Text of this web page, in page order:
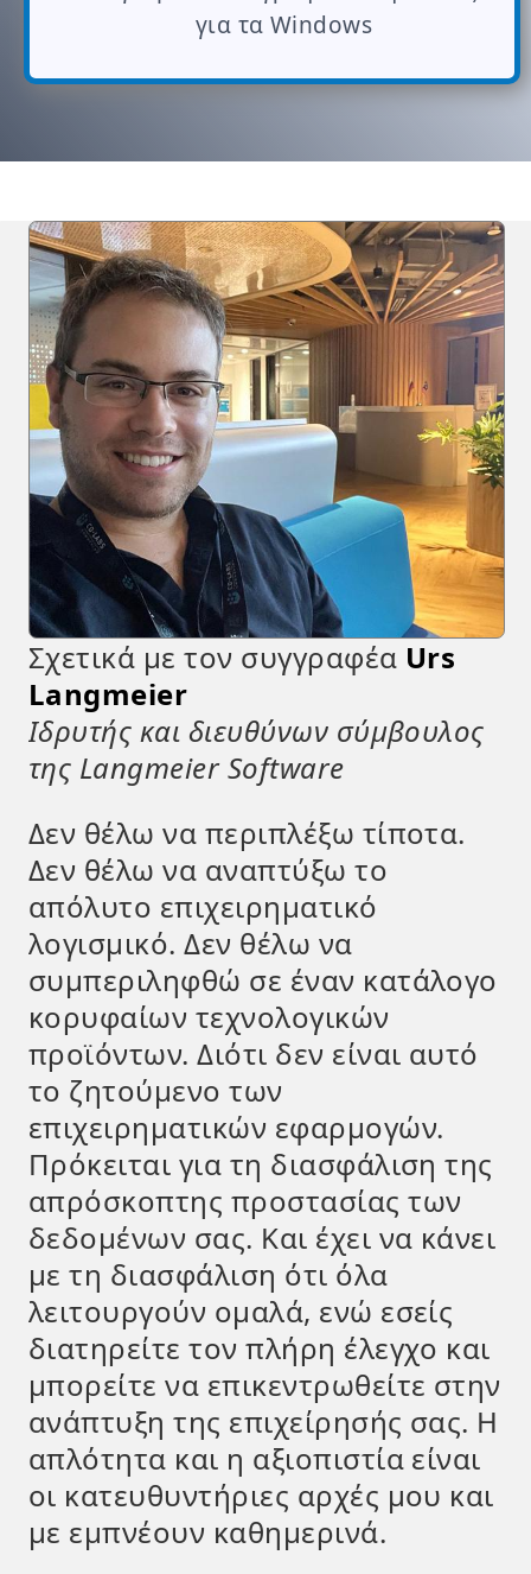
για τα Windows
Σχετικά με τον συγγραφέα Urs
Langmeier
Ιδρυτής και διευθύνων σύμβουλος
της Langmeier Software
Δεν θέλω να περιπλέξω τίποτα.
Δεν θέλω να αναπτύξω το
απόλυτο επιχειρηματικό
λογισμικό. Δεν θέλω να
συμπεριληφθώ σε έναν κατάλογο
κορυφαίων τεχνολογικών
προϊόντων. Διότι δεν είναι αυτό
το ζητούμενο των
επιχειρηματικών εφαρμογών.
Πρόκειται για τη διασφάλιση της
απρόσκοπτης προστασίας των
δεδομένων σας. Και έχει να κάνει
με τη διασφάλιση ότι όλα
λειτουργούν ομαλά, ενώ εσείς
διατηρείτε τον πλήρη έλεγχο και
μπορείτε να επικεντρωθείτε στην
ανάπτυξη της επιχείρησής σας. Η
απλότητα και η αξιοπιστία είναι
οι κατευθυντήριες αρχές μου και
με εμπνέουν καθημερινά.